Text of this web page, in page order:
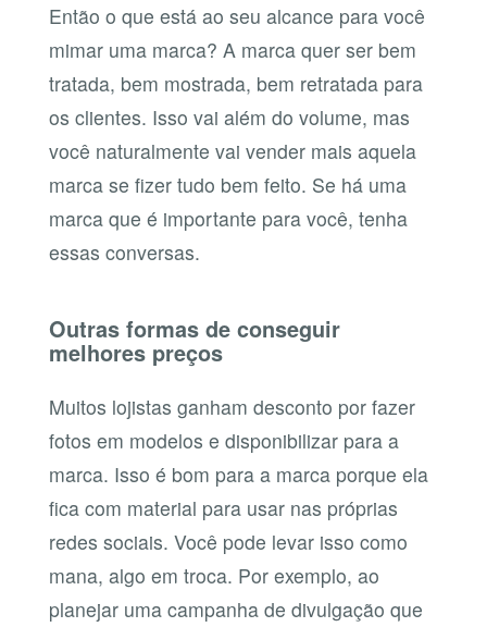
Então o que está ao seu alcance para você
mimar uma marca? A marca quer ser bem
tratada, bem mostrada, bem retratada para
os clientes. Isso vai além do volume, mas
você naturalmente vai vender mais aquela
marca se fizer tudo bem feito. Se há uma
marca que é importante para você, tenha
essas conversas.
Outras formas de conseguir
melhores preços
Muitos lojistas ganham desconto por fazer
fotos em modelos e disponibilizar para a
marca. Isso é bom para a marca porque ela
fica com material para usar nas próprias
redes sociais. Você pode levar isso como
mana, algo em troca. Por exemplo, ao
planejar uma campanha de divulgação que